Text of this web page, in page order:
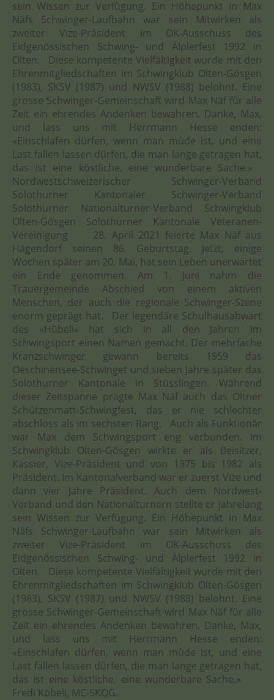
sein Wissen zur Verfügung. Ein Höhepunkt in Max
Näfs Schwinger-Laufbahn war sein Mitwirken als
zweiter Vize-Präsident im OK-Ausschuss des
Eidgenössischen Schwing- und Älplerfest 1992 in
Olten. Diese kompetente Vielfältigkeit wurde mit den
Ehrenmitgliedschaften im Schwingklub Olten-Gösgen
(1983), SKSV (1987) und NWSV (1988) belohnt. Eine
grosse Schwinger-Gemeinschaft wird Max Näf für alle
Zeit ein ehrendes Andenken bewahren. Danke, Max,
und lass uns mit Herrmann Hesse enden:
«Einschlafen dürfen, wenn man müde ist, und eine
Last fallen lassen dürfen, die man lange getragen hat,
das ist eine köstliche, eine wunderbare Sache.»
Nordwestschweizerischer Schwinger-Verband
Solothurner Kantonaler Schwinger-Verband
Solothurner Nationalturner-Verband Schwingklub
Olten-Gösgen Solothurner Kantonale Veteranen-
Vereinigung 28. April 2021 feierte Max Näf aus
Hägendorf seinen 86. Geburtstag. Jetzt, einige
Wochen später am 20. Mai, hat sein Leben unerwartet
ein Ende genommen. Am 1. Juni nahm die
Trauergemeinde Abschied von einem aktiven
Menschen, der auch die regionale Schwinger-Szene
enorm geprägt hat. Der legendäre Schulhausabwart
des «Hübeli» hat sich in all den Jahren im
Schwingsport einen Namen gemacht. Der mehrfache
Kranzschwinger gewann bereits 1959 das
Oeschinensee-Schwinget und sieben Jahre später das
Solothurner Kantonale in Stüsslingen. Während
dieser Zeitspanne prägte Max Näf auch das Oltner
Schützenmatt-Schwingfest, das er nie schlechter
abschloss als im sechsten Rang. Auch als Funktionär
war Max dem Schwingsport eng verbunden. Im
Schwingklub Olten-Gösgen wirkte er als Beisitzer,
Kassier, Vize-Präsident und von 1975 bis 1982 als
Präsident. Im Kantonalverband war er zuerst Vize und
dann vier Jahre Präsident. Auch dem Nordwest-
Verband und den Nationalturnern stellte er jahrelang
sein Wissen zur Verfügung. Ein Höhepunkt in Max
Näfs Schwinger-Laufbahn war sein Mitwirken als
zweiter Vize-Präsident im OK-Ausschuss des
Eidgenössischen Schwing- und Älplerfest 1992 in
Olten. Diese kompetente Vielfältigkeit wurde mit den
Ehrenmitgliedschaften im Schwingklub Olten-Gösgen
(1983), SKSV (1987) und NWSV (1988) belohnt. Eine
grosse Schwinger-Gemeinschaft wird Max Näf für alle
Zeit ein ehrendes Andenken bewahren. Danke, Max,
und lass uns mit Herrmann Hesse enden:
«Einschlafen dürfen, wenn man müde ist, und eine
Last fallen lassen dürfen, die man lange getragen hat,
das ist eine köstliche, eine wunderbare Sache.»
Fredi Köbeli, MC-SKOG.